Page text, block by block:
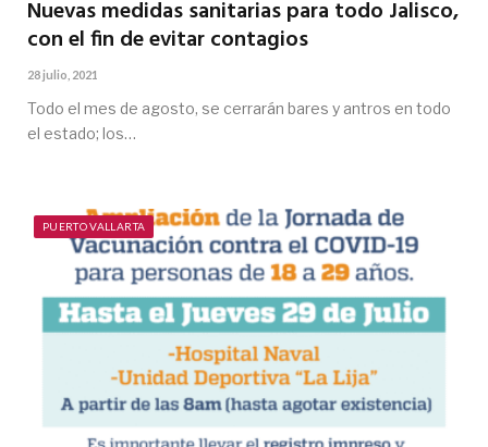
Nuevas medidas sanitarias para todo Jalisco,
con el fin de evitar contagios
28 julio, 2021
Todo el mes de agosto, se cerrarán bares y antros en todo
el estado; los…
PUERTO VALLARTA